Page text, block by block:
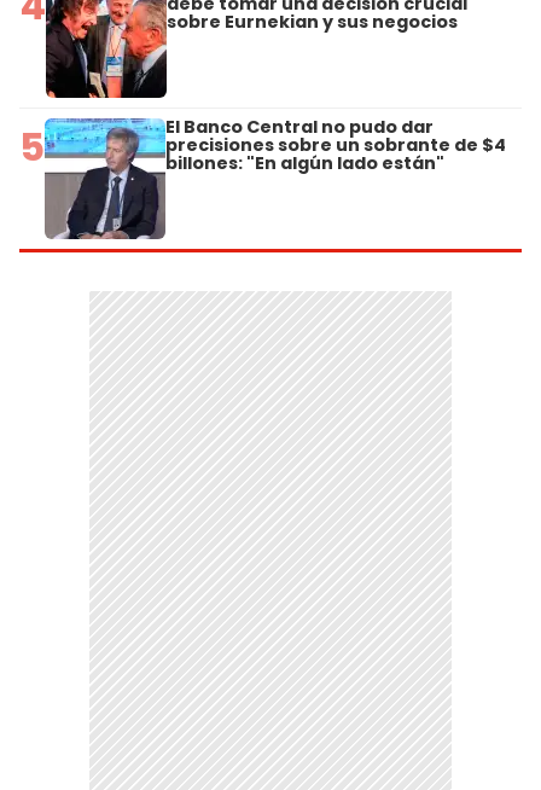
sobre Eurnekian y sus negocios
5 El Banco Central no pudo dar
precisiones sobre un sobrante de $4
billones: "En algún lado están"